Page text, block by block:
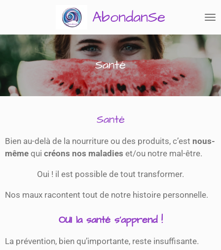
contenu
principal
AbondanSe
Santé
Santé
Bien au-delà de la nourriture ou des produits, c’est nous-
même qui créons nos maladies et/ou notre mal-être.
Oui ! il est possible de tout transformer.
Nos maux racontent tout de notre histoire personnelle.
OUI la santé s’apprend !
La prévention, bien qu’importante, reste insuffisante.